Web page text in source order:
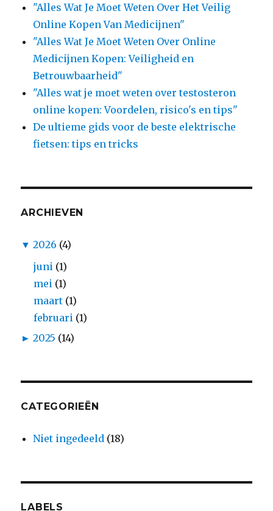
"Alles Wat Je Moet Weten Over Het Veilig
Online Kopen Van Medicijnen"
"Alles Wat Je Moet Weten Over Online
Medicijnen Kopen: Veiligheid en
Betrouwbaarheid"
"Alles wat je moet weten over testosteron
online kopen: Voordelen, risico's en tips"
De ultieme gids voor de beste elektrische
fietsen: tips en tricks
ARCHIEVEN
▼ 2026 (4)
juni (1)
mei (1)
maart (1)
februari (1)
► 2025 (14)
CATEGORIEËN
Niet ingedeeld (18)
LABELS